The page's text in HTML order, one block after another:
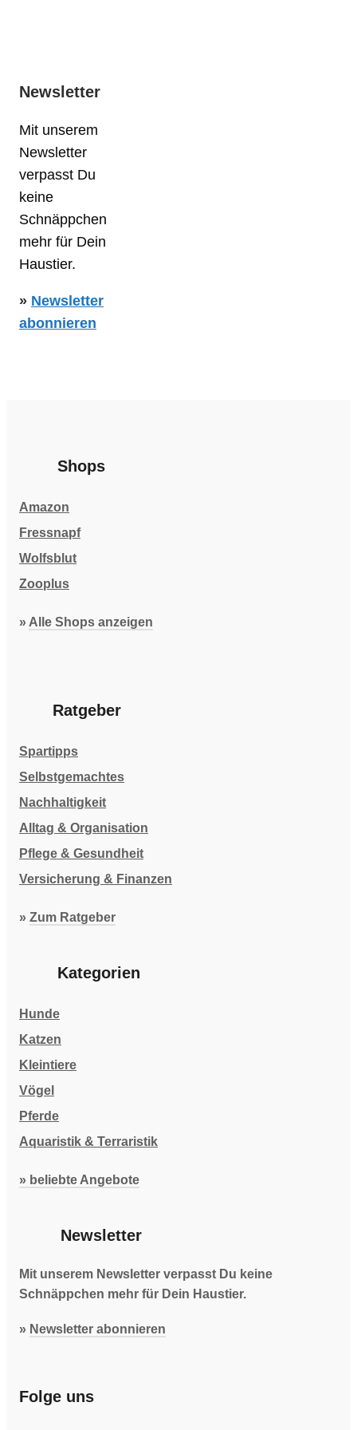
Newsletter
Mit unserem
Newsletter
verpasst Du
keine
Schnäppchen
mehr für Dein
Haustier.
» Newsletter
abonnieren
Shops
Amazon
Fressnapf
Wolfsblut
Zooplus
» Alle Shops anzeigen
Ratgeber
Spartipps
Selbstgemachtes
Nachhaltigkeit
Alltag & Organisation
Pflege & Gesundheit
Versicherung & Finanzen
» Zum Ratgeber
Kategorien
Hunde
Katzen
Kleintiere
Vögel
Pferde
Aquaristik & Terraristik
» beliebte Angebote
Newsletter
Mit unserem Newsletter verpasst Du keine
Schnäppchen mehr für Dein Haustier.
» Newsletter abonnieren
Folge uns